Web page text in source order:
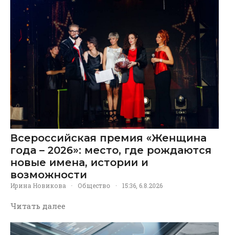
Всероссийская премия «Женщина
года – 2026»: место, где рождаются
новые имена, истории и
возможности
Ирина Новикова · Общество · 15:36, 6.8.2026
Читать далее